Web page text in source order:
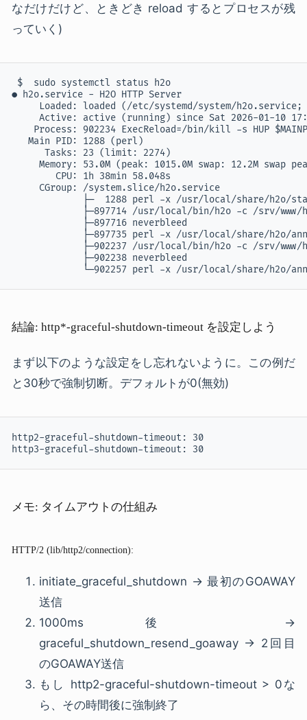
なだけだけど、ときどき reload するとプロセスが残
っていく)
$  sudo systemctl status h2o
● h2o.service - H2O HTTP Server
Loaded: loaded (/etc/systemd/system/
Active: active (running) since Sat 2026-01-10
Process: 902234 ExecReload=/bin/kill -s HUP
   Main PID: 1288 (perl)
      Tasks: 23 (limit: 2274)
Memory: 53.0M (peak: 1015.0M swap: 12.2M swap
        CPU: 1h 38min 58.048s
     CGroup: /system.slice/h2o.service
├─  1288 perl -x /usr/local/share/h2o/
├─897714 /usr/local/bin/h2o -c /srv/www/
             ├─897716 neverbleed
├─897735 perl -x /usr/local/share/h2o/
├─902237 /usr/local/bin/h2o -c /srv/www/
             ├─902238 neverbleed
└─902257 perl -x /usr/local/share/h2o/
結論: http*-graceful-shutdown-timeout を設定しよう
まず以下のような設定をし忘れないように。この例だ
と30秒で強制切断。デフォルトが0(無効)
http2-graceful-shutdown-timeout: 30
http3-graceful-shutdown-timeout: 30
メモ: タイムアウトの仕組み
HTTP/2 (lib/http2/connection):
initiate_graceful_shutdown → 最初のGOAWAY
送信
1000ms後 →
graceful_shutdown_resend_goaway → 2回目
のGOAWAY送信
もし http2-graceful-shutdown-timeout > 0な
ら、その時間後に強制終了